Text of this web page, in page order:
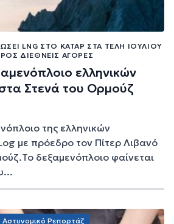
LNG ΣΤΟ ΚΑΤΆΡ ΣΤΑ ΤΈΛΗ ΙΟΥΛΊΟΥ
ΔΙΕΘΝΕΊΣ ΑΓΟΡΈΣ
ελληνικών
Στενά του Ορμούζ
της ελληνικών
με πρόεδρο τον Πίτερ Λιβανό
δεξαμενόπλοιο φαίνεται
Αστυνομικό Ρεπορτάζ